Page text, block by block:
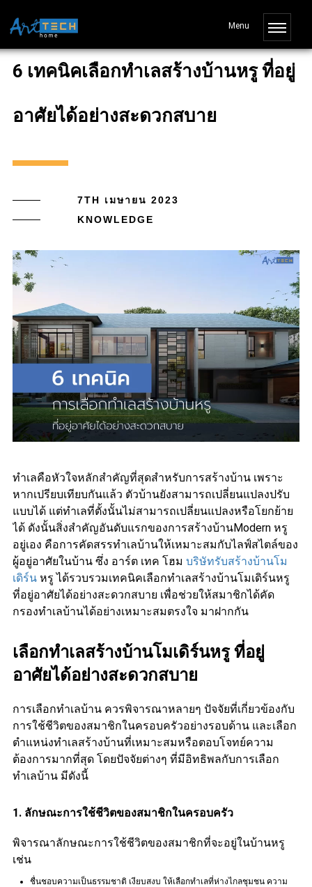
6 เทคนิคเลือกทำเลสร้างบ้านหรู ที่อยู่
อาศัยได้อย่างสะดวกสบาย
7TH เมษายน 2023
KNOWLEDGE
ทำเลคือหัวใจหลักสำคัญที่สุดสำหรับการสร้างบ้าน เพราะ
หากเปรียบเทียบกันแล้ว ตัวบ้านยังสามารถเปลี่ยนแปลงปรับ
แบบได้ แต่ทำเลที่ตั้งนั้นไม่สามารถเปลี่ยนแปลงหรือโยกย้าย
ได้ ดังนั้นสิ่งสำคัญอันดับแรกของการสร้างบ้านModern หรู
อยู่เอง คือการคัดสรรทำเลบ้านให้เหมาะสมกับไลฟ์สไตล์ของ
ผู้อยู่อาศัยในบ้าน ซึ่ง อาร์ต เทค โฮม บริษัทรับสร้างบ้านโม
เดิร์นหรู ได้รวบรวมเทคนิคเลือกทำเลสร้างบ้านโมเดิร์นหรู
ที่อยู่อาศัยได้อย่างสะดวกสบาย เพื่อช่วยให้สมาชิกได้คัด
กรองทำเลบ้านได้อย่างเหมาะสมตรงใจ มาฝากกัน
เลือกทำเลสร้างบ้านโมเดิร์นหรู ที่อยู่
อาศัยได้อย่างสะดวกสบาย
การเลือกทำเลบ้าน ควรพิจารณาหลายๆ ปัจจัยที่เกี่ยวข้องกับ
การใช้ชีวิตของสมาชิกในครอบครัวอย่างรอบด้าน และเลือก
ตำแหน่งทำเลสร้างบ้านที่เหมาะสมหรือตอบโจทย์ความ
ต้องการมากที่สุด โดยปัจจัยต่างๆ ที่มีอิทธิพลกับการเลือก
ทำเลบ้าน มีดังนี้
1. ลักษณะการใช้ชีวิตของสมาชิกในครอบครัว
พิจารณาลักษณะการใช้ชีวิตของสมาชิกที่จะอยู่ในบ้านหรู
เช่น
ชื่นชอบความเป็นธรรมชาติ เงียบสงบ ให้เลือกทำเลที่ห่างไกลชุมชน ความ